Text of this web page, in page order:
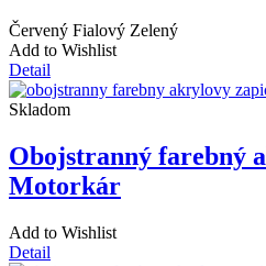
Červený Fialový Zelený
Add to Wishlist
Detail
Skladom
Obojstranný farebný
Motorkár
Add to Wishlist
Detail